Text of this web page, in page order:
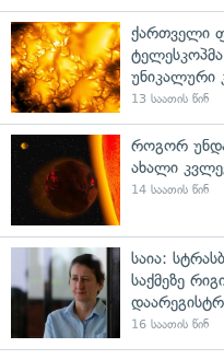
ქართველი
უნიკალური
13 საათის წინ
როგორ
ახალი
14 საათის წინ
საია:
საქმეზე
16 საათის წინ